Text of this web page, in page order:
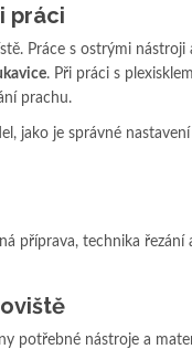
práci
Práce s ostrými
. Při práci s
prachu.
jako je správné
příprava, technika
potřebné nástroje a